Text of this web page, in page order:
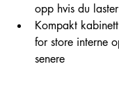
opp hvis du
Kompakt
for store interne
senere